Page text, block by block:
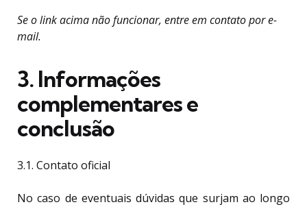
Se o link acima não funcionar, entre em contato por e-
mail.
3. Informações
complementares e
conclusão
3.1. Contato oficial
No caso de eventuais dúvidas que surjam ao longo